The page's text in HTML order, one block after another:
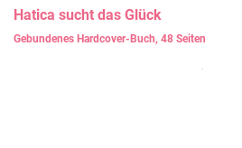
Hatica sucht das Glück
Gebundenes Hardcover-Buch, 48 Seiten